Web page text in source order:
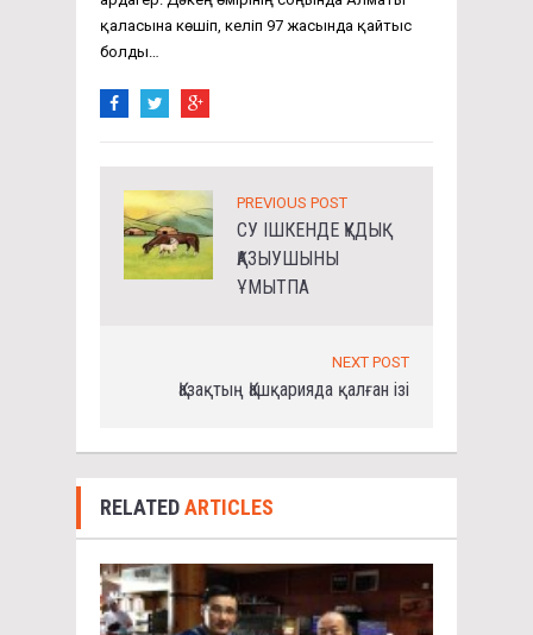
қаласына көшіп, келіп 97 жасында қайтыс
болды…
PREVIOUS POST
СУ ІШКЕНДЕ ҚҰДЫҚ
ҚАЗЫУШЫНЫ
ҰМЫТПА
NEXT POST
Қазақтың Қашқарияда қалған ізі
RELATEDARTICLES